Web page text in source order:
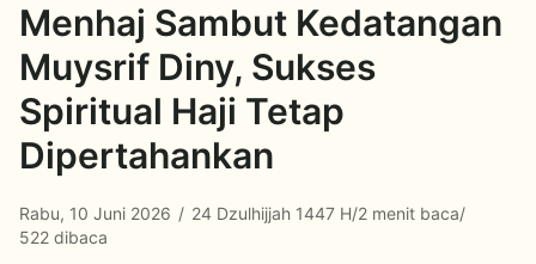
Menhaj Sambut Kedatangan
Muysrif Diny, Sukses
Spiritual Haji Tetap
Dipertahankan
Rabu, 10 Juni 2026 / 24 Dzulhijjah 1447 H/2 menit baca/
522 dibaca